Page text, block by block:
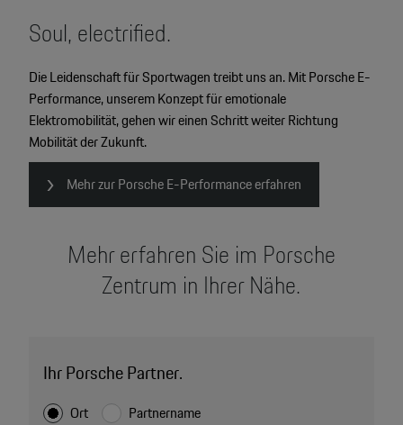
Soul, electrified.
Die Leidenschaft für Sportwagen treibt uns an. Mit Porsche E-
Performance, unserem Konzept für emotionale
Elektromobilität, gehen wir einen Schritt weiter Richtung
Mobilität der Zukunft.
Mehr zur Porsche E-Performance erfahren
Mehr erfahren Sie im Porsche
Zentrum in Ihrer Nähe.
Ihr Porsche Partner.
Ort Partnername